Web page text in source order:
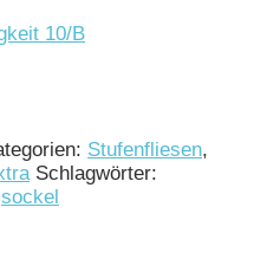
10/B
Stufenfliesen,
Schlagwörter:
sockel